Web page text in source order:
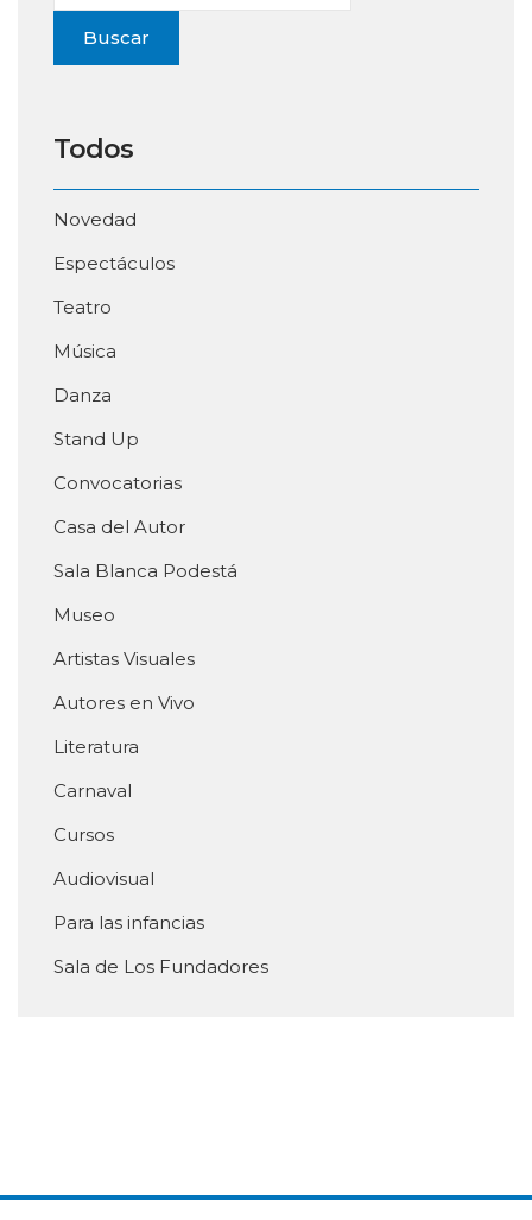
Buscar
Todos
Novedad
Espectáculos
Teatro
Música
Danza
Stand Up
Convocatorias
Casa del Autor
Sala Blanca Podestá
Museo
Artistas Visuales
Autores en Vivo
Literatura
Carnaval
Cursos
Audiovisual
Para las infancias
Sala de Los Fundadores